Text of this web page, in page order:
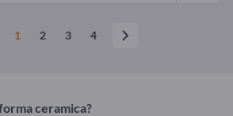
1 2 3 4
ceramica?